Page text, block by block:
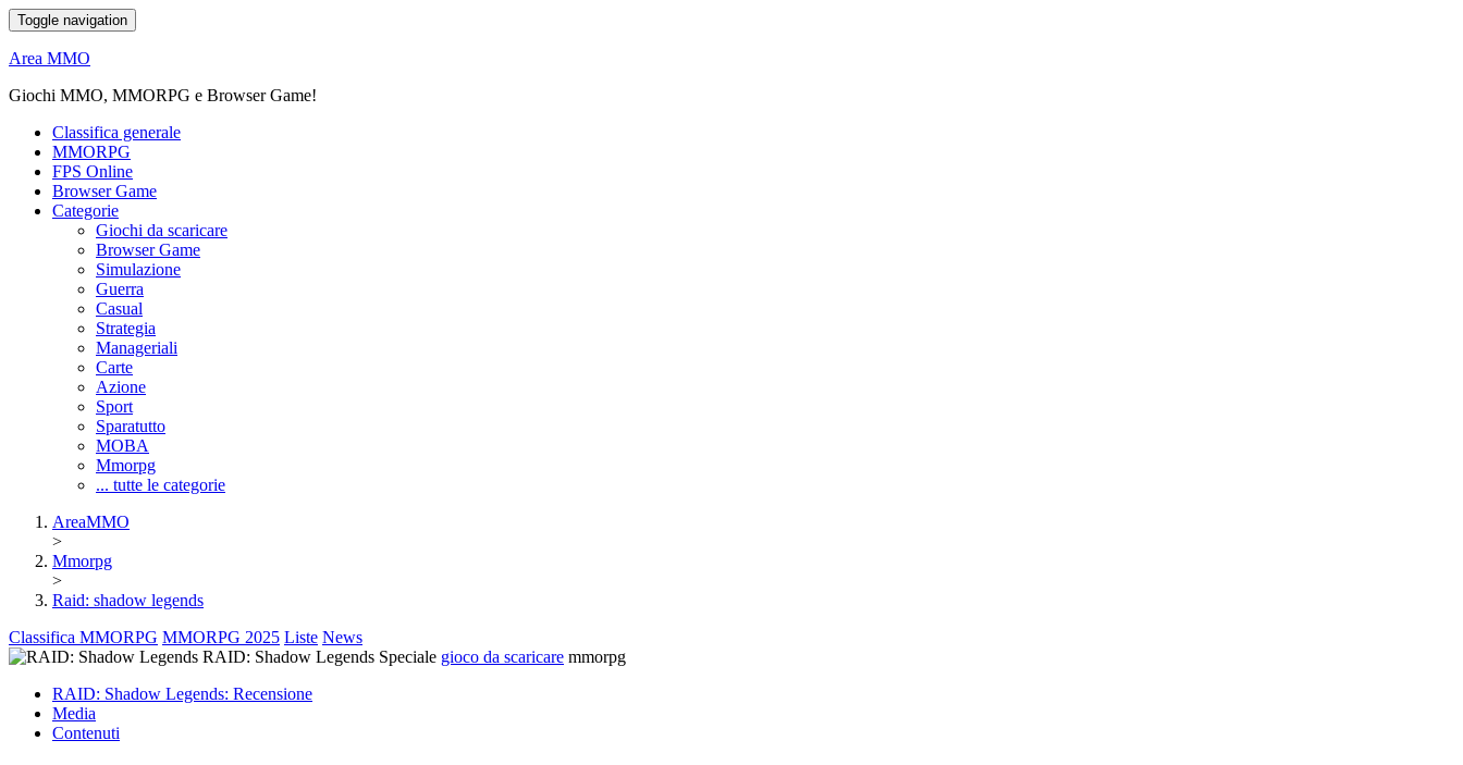
Toggle navigation
Area MMO
Giochi MMO, MMORPG e Browser Game!
Classifica generale
MMORPG
FPS Online
Browser Game
Categorie
Giochi da scaricare
Browser Game
Simulazione
Guerra
Casual
Strategia
Manageriali
Carte
Azione
Sport
Sparatutto
MOBA
Mmorpg
... tutte le categorie
AreaMMO
>
Mmorpg
>
Raid: shadow legends
Classifica MMORPG MMORPG 2025 Liste News
RAID: Shadow Legends Speciale gioco da scaricare mmorpg
RAID: Shadow Legends: Recensione
Media
Contenuti